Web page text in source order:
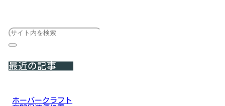
最近の記事
ホーバークラフト